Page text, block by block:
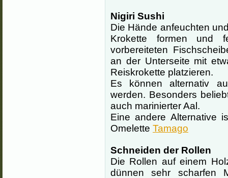
Nigiri Sushi
Die Hände anfeuchten
Krokette formen und
vorbereiteten
an der Unterseite mit
Reiskrokette platzieren.
Es können alternativ
werden. Besonders
auch marinierter Aal.
Eine andere Alternative
Omelette Tamago
Schneiden der Rollen
Die Rollen auf einem
dünnen sehr scharfen